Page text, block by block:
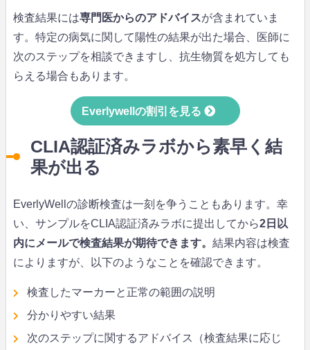
検査結果には専門医からのアドバイスが含まれていま
す。特定の病気に関して陽性の結果が出た場合、医師に
次のステップを相談できますし、抗生物質を処方しても
らえる場合もあります。
Everlywellの割引を見る
CLIA認証済みラボから素早く結
果が出る
EverlyWellの診断検査は一刻を争うこともあります。幸
い、サンプルをCLIA認証済みラボに提出してから2日以
内にメールで検査結果が期待できます。 結果内容は検査
によりますが、以下のようなことを確認できます。
検査したマーカーと正常の範囲の説明
分かりやすい結果
次のステップに関するアドバイス（検査結果に応じ